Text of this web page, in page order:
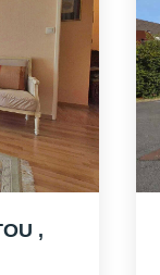
,